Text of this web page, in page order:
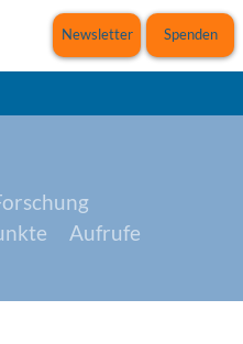
Spenden
Newsletter
Aufrufe